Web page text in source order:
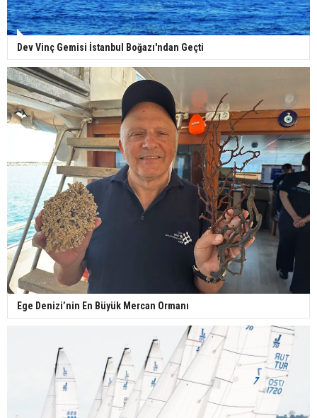
Dev Vinç Gemisi İstanbul Boğazı'ndan Geçti
Ege Denizi’nin En Büyük Mercan Ormanı